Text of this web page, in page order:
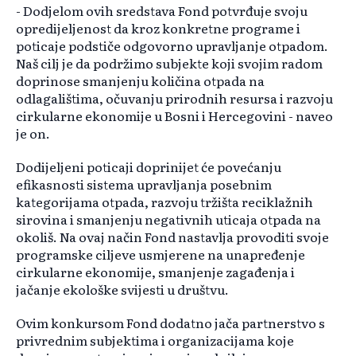
- Dodjelom ovih sredstava Fond potvrđuje svoju
opredijeljenost da kroz konkretne programe i
poticaje podstiče odgovorno upravljanje otpadom.
Naš cilj je da podržimo subjekte koji svojim radom
doprinose smanjenju količina otpada na
odlagalištima, očuvanju prirodnih resursa i razvoju
cirkularne ekonomije u Bosni i Hercegovini - naveo
je on.
Dodijeljeni poticaji doprinijet će povećanju
efikasnosti sistema upravljanja posebnim
kategorijama otpada, razvoju tržišta reciklažnih
sirovina i smanjenju negativnih uticaja otpada na
okoliš. Na ovaj način Fond nastavlja provoditi svoje
programske ciljeve usmjerene na unapređenje
cirkularne ekonomije, smanjenje zagađenja i
jačanje ekološke svijesti u društvu.
Ovim konkursom Fond dodatno jača partnerstvo s
privrednim subjektima i organizacijama koje